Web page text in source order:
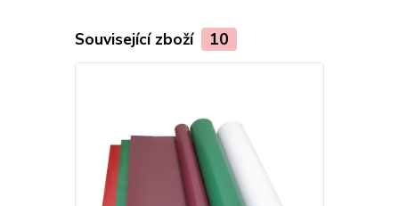
Související zboží 10